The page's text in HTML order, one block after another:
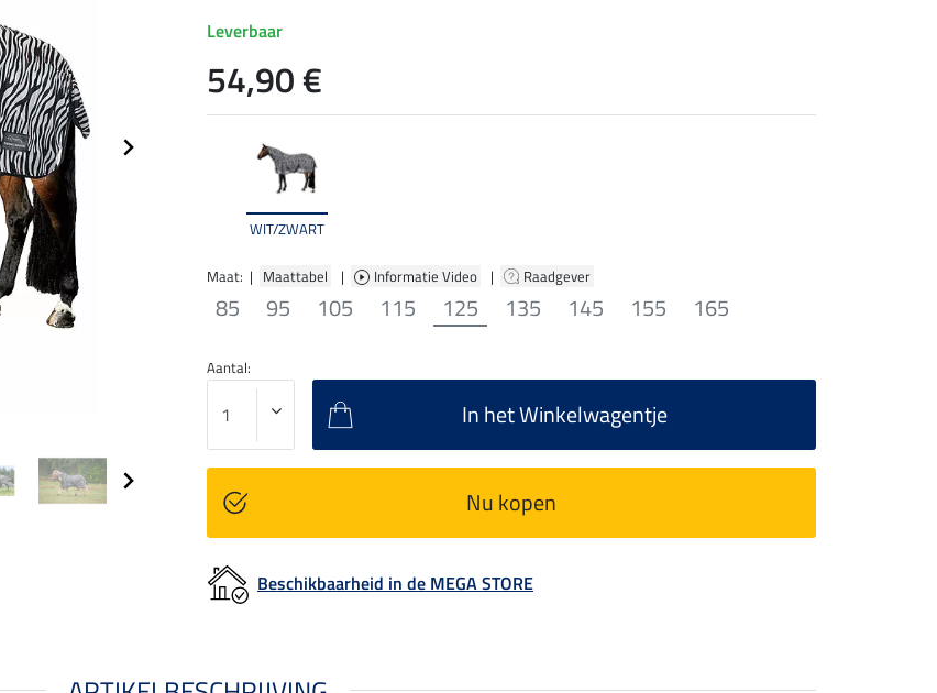
WIT/ZWART
Maat: | Maattabel | Informatie Video | Raadgever
85 95 105 115 125 135 145 155 165
Leverbaar
54,90 €
Aantal:
In het Winkelwagentje
Nu kopen
Beschikbaarheid in de MEGA STORE